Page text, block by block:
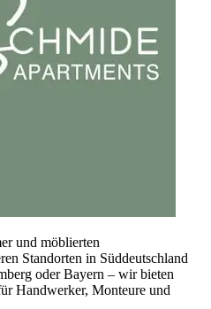
und möblierten
Standorten in Süddeutschland
oder Bayern – wir bieten
Handwerker, Monteure und